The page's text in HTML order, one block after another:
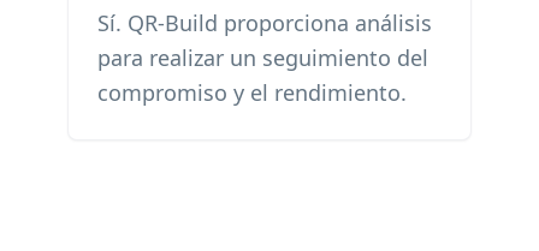
Sí. QR-Build proporciona análisis
para realizar un seguimiento del
compromiso y el rendimiento.